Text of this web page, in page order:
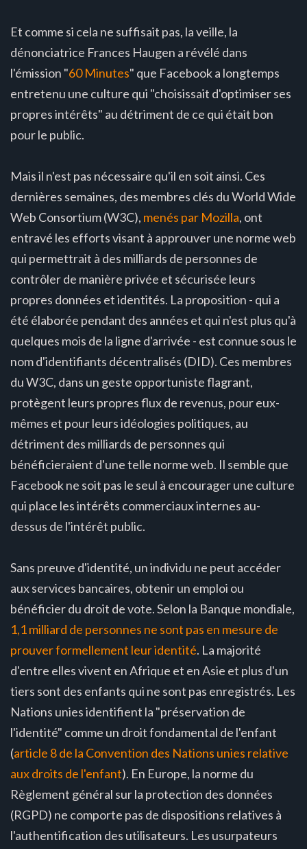
Et comme si cela ne suffisait pas, la veille, la
dénonciatrice Frances Haugen a révélé dans
l'émission "60 Minutes" que Facebook a longtemps
entretenu une culture qui "choisissait d'optimiser ses
propres intérêts" au détriment de ce qui était bon
pour le public.
Mais il n'est pas nécessaire qu'il en soit ainsi. Ces
dernières semaines, des membres clés du World Wide
Web Consortium (W3C), menés par Mozilla, ont
entravé les efforts visant à approuver une norme web
qui permettrait à des milliards de personnes de
contrôler de manière privée et sécurisée leurs
propres données et identités. La proposition - qui a
été élaborée pendant des années et qui n'est plus qu'à
quelques mois de la ligne d'arrivée - est connue sous le
nom d'identifiants décentralisés (DID). Ces membres
du W3C, dans un geste opportuniste flagrant,
protègent leurs propres flux de revenus, pour eux-
mêmes et pour leurs idéologies politiques, au
détriment des milliards de personnes qui
bénéficieraient d'une telle norme web. Il semble que
Facebook ne soit pas le seul à encourager une culture
qui place les intérêts commerciaux internes au-
dessus de l'intérêt public.
Sans preuve d'identité, un individu ne peut accéder
aux services bancaires, obtenir un emploi ou
bénéficier du droit de vote. Selon la Banque mondiale,
1,1 milliard de personnes ne sont pas en mesure de
prouver formellement leur identité. La majorité
d'entre elles vivent en Afrique et en Asie et plus d'un
tiers sont des enfants qui ne sont pas enregistrés. Les
Nations unies identifient la "préservation de
l'identité" comme un droit fondamental de l'enfant
(article 8 de la Convention des Nations unies relative
aux droits de l'enfant). En Europe, la norme du
Règlement général sur la protection des données
(RGPD) ne comporte pas de dispositions relatives à
l'authentification des utilisateurs. Les usurpateurs